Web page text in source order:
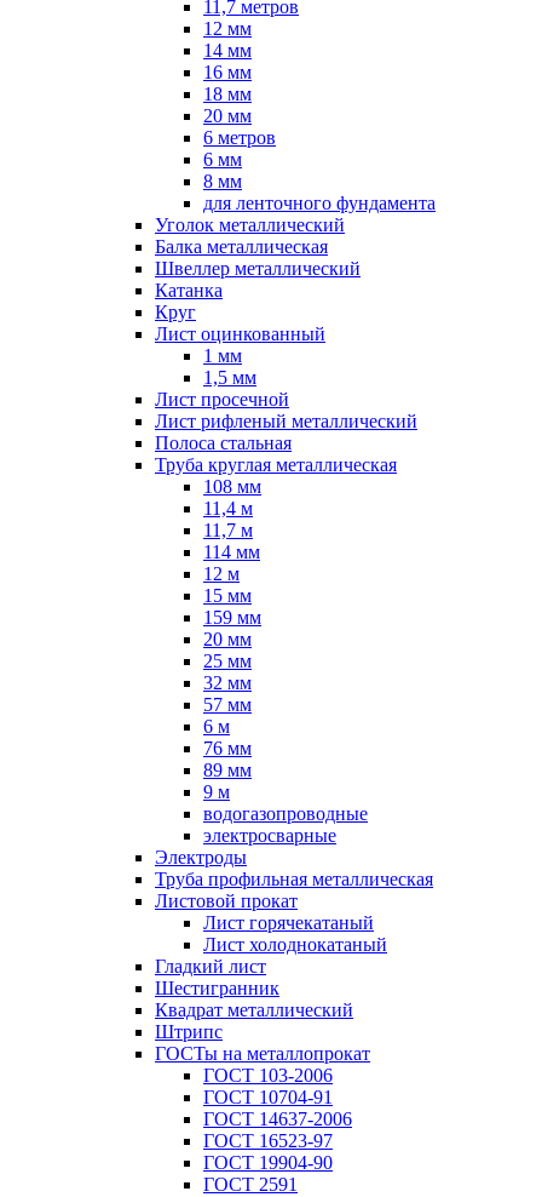
11,7 метров
12 мм
14 мм
16 мм
18 мм
20 мм
6 метров
6 мм
8 мм
для ленточного фундамента
Уголок металлический
Балка металлическая
Швеллер металлический
Катанка
Круг
Лист оцинкованный
1 мм
1,5 мм
Лист просечной
Лист рифленый металлический
Полоса стальная
Труба круглая металлическая
108 мм
11,4 м
11,7 м
114 мм
12 м
15 мм
159 мм
20 мм
25 мм
32 мм
57 мм
6 м
76 мм
89 мм
9 м
водогазопроводные
электросварные
Электроды
Труба профильная металлическая
Листовой прокат
Лист горячекатаный
Лист холоднокатаный
Гладкий лист
Шестигранник
Квадрат металлический
Штрипс
ГОСТы на металлопрокат
ГОСТ 103-2006
ГОСТ 10704-91
ГОСТ 14637-2006
ГОСТ 16523-97
ГОСТ 19904-90
ГОСТ 2591